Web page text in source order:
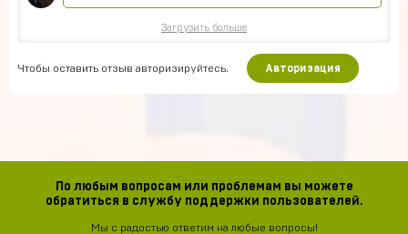
Загрузить больше
Чтобы оставить отзыв авторизируйтесь. Авторизация
По любым вопросам или проблемам вы можете
обратиться в службу поддержки пользователей.
Мы с радостью ответим на любые вопросы!